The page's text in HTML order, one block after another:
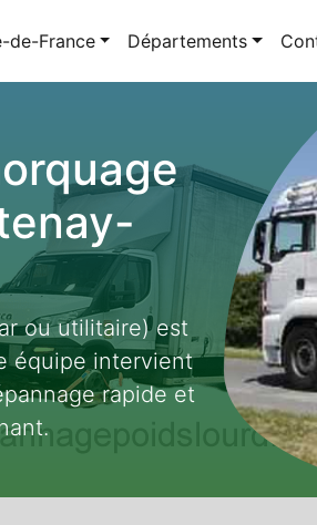
de-France Départements
ou utilitaire) est
équipe intervient
rapide et